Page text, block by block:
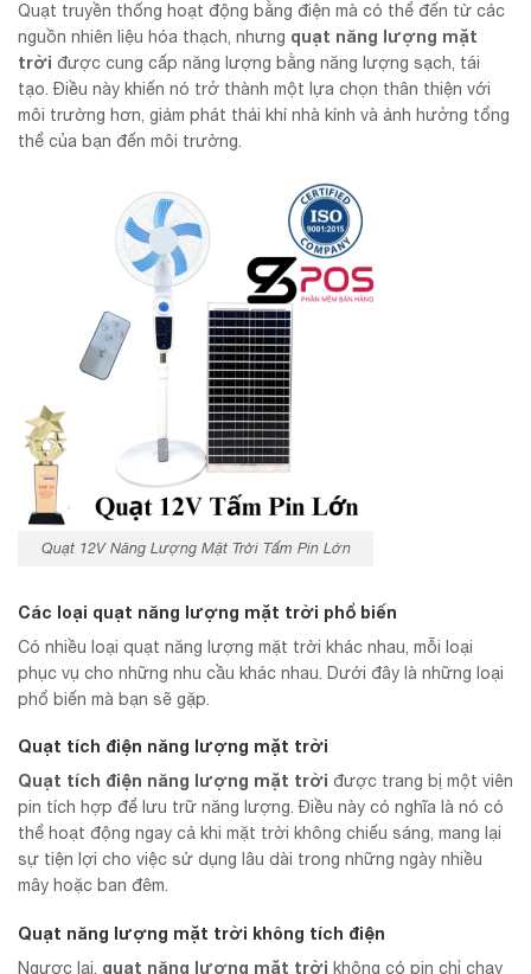
Quạt truyền thống hoạt động bằng điện mà có thể đến từ các
nguồn nhiên liệu hóa thạch, nhưng quạt năng lượng mặt
trời được cung cấp năng lượng bằng năng lượng sạch, tái
tạo. Điều này khiến nó trở thành một lựa chọn thân thiện với
môi trường hơn, giảm phát thải khí nhà kính và ảnh hưởng tổng
thể của bạn đến môi trường.
Quạt 12V Năng Lượng Mặt Trời Tấm Pin Lớn
Các loại quạt năng lượng mặt trời phổ biến
Có nhiều loại quạt năng lượng mặt trời khác nhau, mỗi loại
phục vụ cho những nhu cầu khác nhau. Dưới đây là những loại
phổ biến mà bạn sẽ gặp.
Quạt tích điện năng lượng mặt trời
Quạt tích điện năng lượng mặt trời được trang bị một viên
pin tích hợp để lưu trữ năng lượng. Điều này có nghĩa là nó có
thể hoạt động ngay cả khi mặt trời không chiếu sáng, mang lại
sự tiện lợi cho việc sử dụng lâu dài trong những ngày nhiều
mây hoặc ban đêm.
Quạt năng lượng mặt trời không tích điện
Ngược lại, quạt năng lượng mặt trời không có pin chỉ chạy